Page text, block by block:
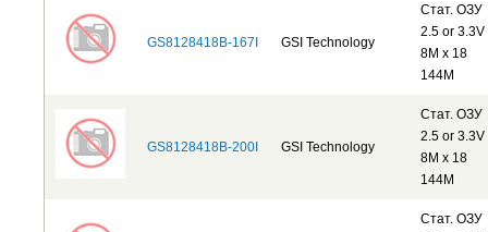
GS8128418B-167I GSI Technology
Стат. ОЗУ
2.5 or 3.3V
8M x 18
144M
GS8128418B-200I GSI Technology
Стат. ОЗУ
2.5 or 3.3V
8M x 18
144M
Стат. ОЗУ